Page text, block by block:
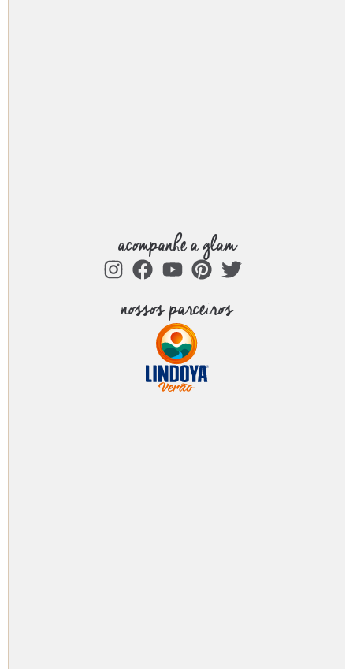
acompanhe a glam
nossos parceiros